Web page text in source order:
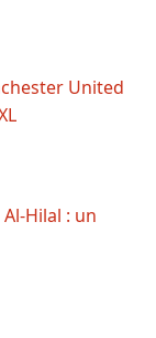
United
Hilal : un